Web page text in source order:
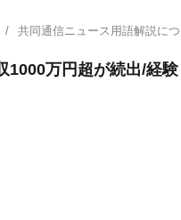
共同通信ニュース用語解説に
1000万円超が続出/経